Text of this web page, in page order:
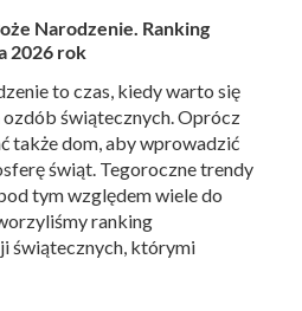
Narodzenie. Ranking
2026 rok
to czas, kiedy warto się
świątecznych. Oprócz
także dom, aby wprowadzić
świąt. Tegoroczne trendy
tym względem wiele do
ranking
świątecznych, którymi